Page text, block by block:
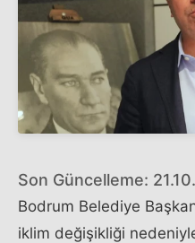
Son Güncelleme:
Bodrum Belediye
iklim değişikliği